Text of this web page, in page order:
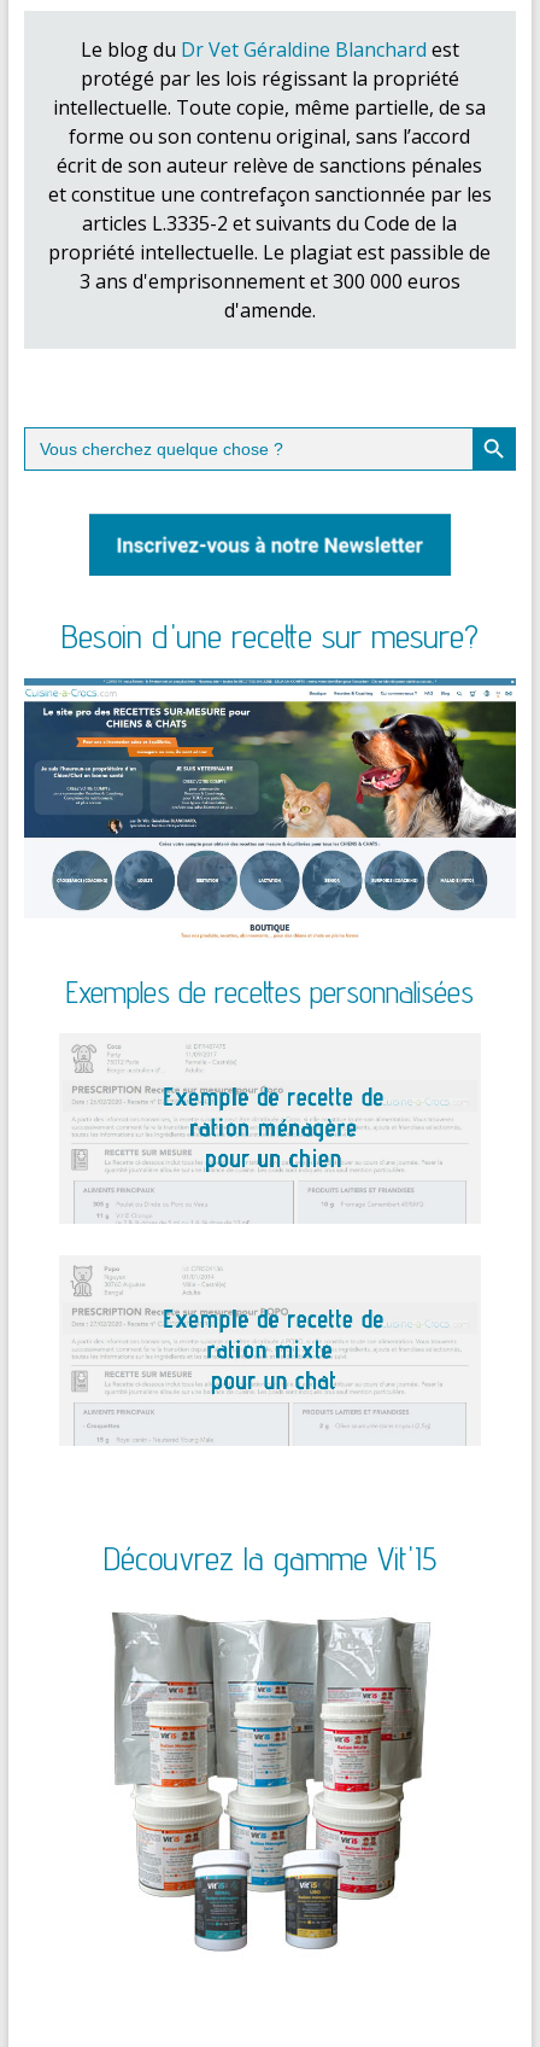
Le blog du Dr Vet Géraldine Blanchard est
protégé par les lois régissant la propriété
intellectuelle. Toute copie, même partielle, de sa
forme ou son contenu original, sans l’accord
écrit de son auteur relève de sanctions pénales
et constitue une contrefaçon sanctionnée par les
articles L.3335-2 et suivants du Code de la
propriété intellectuelle. Le plagiat est passible de
3 ans d'emprisonnement et 300 000 euros
d'amende.
Search
for:
Search Button
Besoin d'une recette sur mesure?
Exemples de recettes personnalisées
Découvrez la gamme Vit'I5